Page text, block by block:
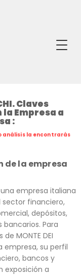
Claves
Empresa a
:
análisis la encontrarás
de la empresa
una empresa italiana
sector financiero,
depósitos,
Para
MONTE DEI
empresa, su perfil
bancos y
exposición a